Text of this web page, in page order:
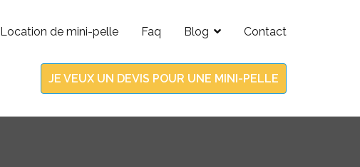
Location de mini-pelle Faq Blog Contact
JE VEUX UN DEVIS POUR UNE MINI-PELLE